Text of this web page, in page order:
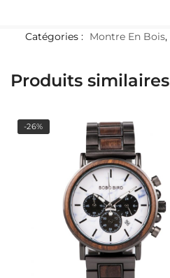
Catégories : Montre En Bois,
Produits similaires
-26%